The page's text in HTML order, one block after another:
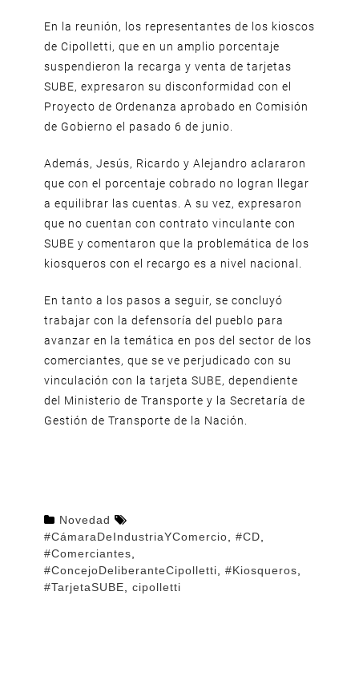
En la reunión, los representantes de los kioscos
de Cipolletti, que en un amplio porcentaje
suspendieron la recarga y venta de tarjetas
SUBE, expresaron su disconformidad con el
Proyecto de Ordenanza aprobado en Comisión
de Gobierno el pasado 6 de junio.
Además, Jesús, Ricardo y Alejandro aclararon
que con el porcentaje cobrado no logran llegar
a equilibrar las cuentas. A su vez, expresaron
que no cuentan con contrato vinculante con
SUBE y comentaron que la problemática de los
kiosqueros con el recargo es a nivel nacional.
En tanto a los pasos a seguir, se concluyó
trabajar con la defensoría del pueblo para
avanzar en la temática en pos del sector de los
comerciantes, que se ve perjudicado con su
vinculación con la tarjeta SUBE, dependiente
del Ministerio de Transporte y la Secretaría de
Gestión de Transporte de la Nación.
Novedad
#CámaraDeIndustriaYComercio
#CD
#Comerciantes
#ConcejoDeliberanteCipolletti
#Kiosqueros
#TarjetaSUBE
cipolletti